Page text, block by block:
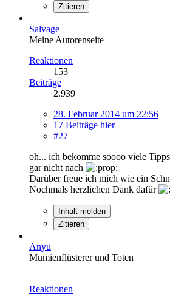
Zitieren
Salvage
Meine Autorenseite
Reaktionen
153
Beiträge
2.939
28. Februar 2014 um 22:56
17 Beiträge hier
#27
oh... ich bekomme soooo viele
gar nicht nach
Darüber freue ich mich wie ein
Nochmals herzlichen Dank dafür
Inhalt melden
Zitieren
Anyu
Mumienflüsterer und Toten
Reaktionen